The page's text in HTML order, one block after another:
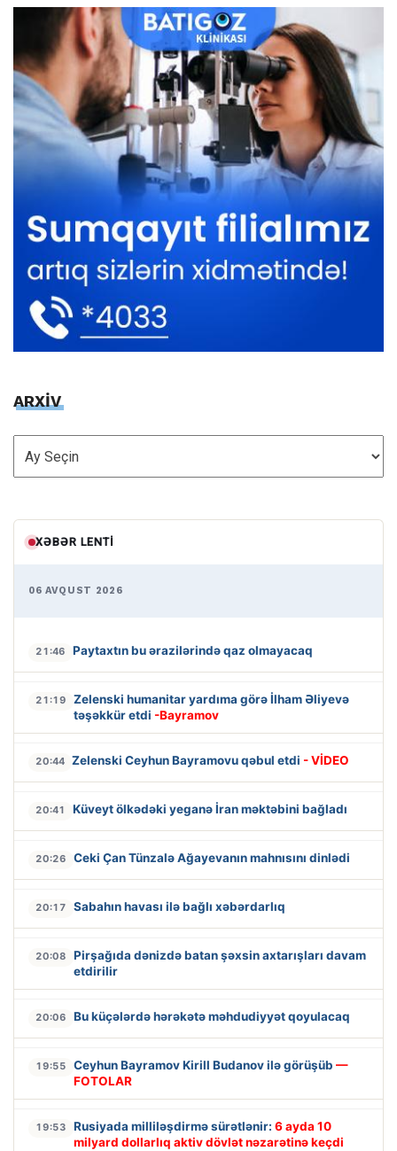
ARXİV
ARXİV
XƏBƏR LENTI
06 AVQUST 2026
21:46 Paytaxtın bu ərazilərində qaz olmayacaq
21:19
Zelenski humanitar yardıma görə İlham Əliyevə
təşəkkür etdi -Bayramov
20:44 Zelenski Ceyhun Bayramovu qəbul etdi - VİDEO
20:41 Küveyt ölkədəki yeganə İran məktəbini bağladı
20:26 Ceki Çan Tünzalə Ağayevanın mahnısını dinlədi
20:17 Sabahın havası ilə bağlı xəbərdarlıq
20:08
Pirşağıda dənizdə batan şəxsin axtarışları davam
etdirilir
20:06 Bu küçələrdə hərəkətə məhdudiyyət qoyulacaq
19:55 Ceyhun Bayramov Kirill Budanov ilə görüşüb —
FOTOLAR
19:53 Rusiyada milliləşdirmə sürətlənir: 6 ayda 10
milyard dollarlıq aktiv dövlət nəzarətinə keçdi